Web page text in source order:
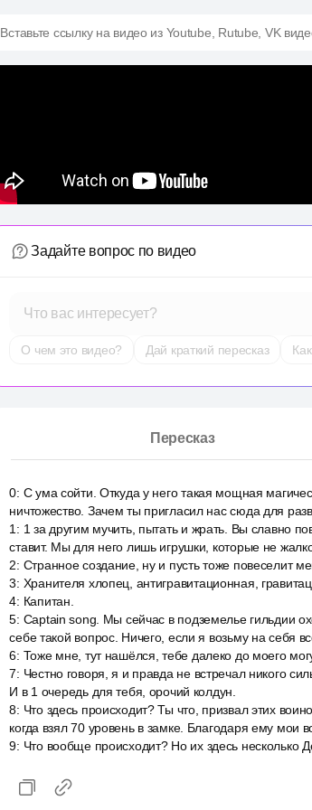
Вставьте ссылку на видео из Youtube, Rutube, VK
Задайте вопрос по видео
Что вас интересует?
О чем это видео? Дай краткий пересказ
Пересказ
0: С ума сойти. Откуда у него такая мощная
ничтожество. Зачем ты пригласил нас сюда для
1 : 1 за другим мучить, пытать и жрать. Вы славно
ставит. Мы для него лишь игрушки, которые не
2: Странное создание, ну и пусть тоже повеселит
3: Хранителя хлопец, антигравитационная,
4: Капитан.
5: Captain song. Мы сейчас в подземелье гильдии
себе такой вопрос. Ничего, если я возьму на себя
6: Тоже мне, тут нашёлся, тебе далеко до моего
7: Честно говоря, я и правда не встречал никого
И в 1 очередь для тебя, орочий колдун.
8: Что здесь происходит? Ты что, призвал этих
когда взял 70 уровень в замке. Благодаря ему мои
9: Что вообще происходит? Но их здесь несколько